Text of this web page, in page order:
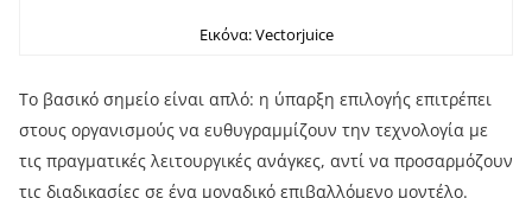
Εικόνα: Vectorjuice
Το βασικό σημείο είναι απλό: η ύπαρξη επιλογής επιτρέπει
στους οργανισμούς να ευθυγραμμίζουν την τεχνολογία με
τις πραγματικές λειτουργικές ανάγκες, αντί να προσαρμόζουν
τις διαδικασίες σε ένα μοναδικό επιβαλλόμενο μοντέλο.